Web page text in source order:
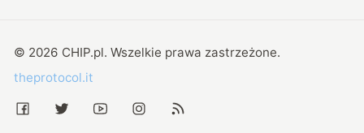
© 2026 CHIP.pl. Wszelkie prawa zastrzeżone.
theprotocol.it